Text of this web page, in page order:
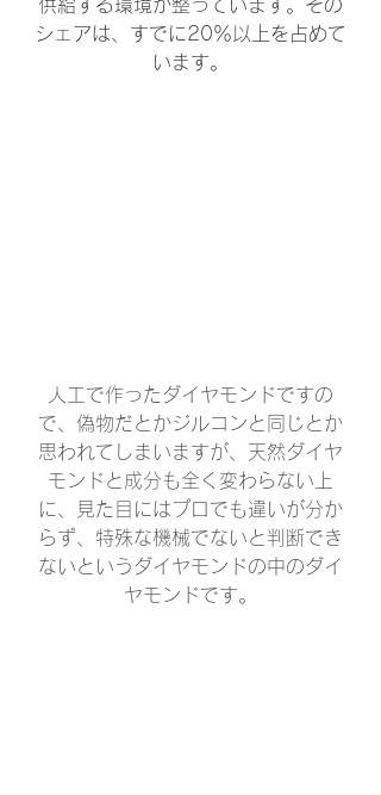
供給する環境が整っています。その
シェアは、すでに20％以上を占めて
います。
人工で作ったダイヤモンドですの
で、偽物だとかジルコンと同じとか
思われてしまいますが、天然ダイヤ
モンドと成分も全く変わらない上
に、見た目にはプロでも違いが分か
らず、特殊な機械でないと判断でき
ないというダイヤモンドの中のダイ
ヤモンドです。